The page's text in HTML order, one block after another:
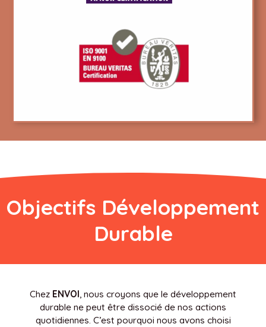
Objectifs Développement
Durable
Chez ENVOI, nous croyons que le développement
durable ne peut être dissocié de nos actions
quotidiennes. C’est pourquoi nous avons choisi